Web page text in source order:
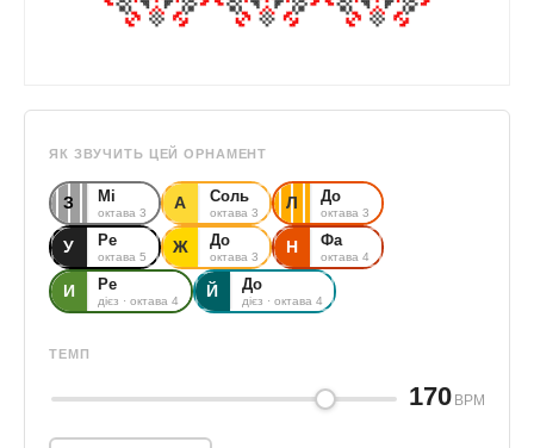
ЯК ЗВУЧИТЬ ЦЕЙ ОРНАМЕНТ
З Мі
октава 3 А Соль
октава 3 Л До
октава 3
У Ре
октава 5 Ж До
октава 3 Н Фа
октава 4
И Ре
дієз · октава 4 Й До
дієз · октава 4
ТЕМП
170 BPM